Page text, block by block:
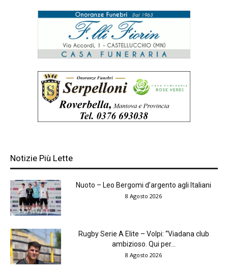
Notizie Più Lette
Nuoto – Leo Bergomi d’argento agli Italiani
8 Agosto 2026
Rugby Serie A Elite – Volpi: “Viadana club
ambizioso. Qui per...
8 Agosto 2026